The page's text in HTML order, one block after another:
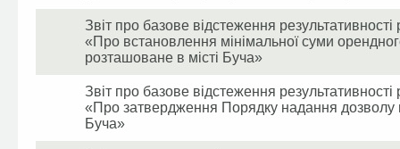
Звіт про базове відстеження
«Про встановлення мінімальної суми
розташоване в місті Буча»
Звіт про базове відстеження
«Про затвердження Порядку надання дозволу
Буча»